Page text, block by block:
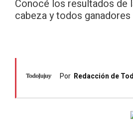
Conocé los resultados de
cabeza y todos
Por Redacción de